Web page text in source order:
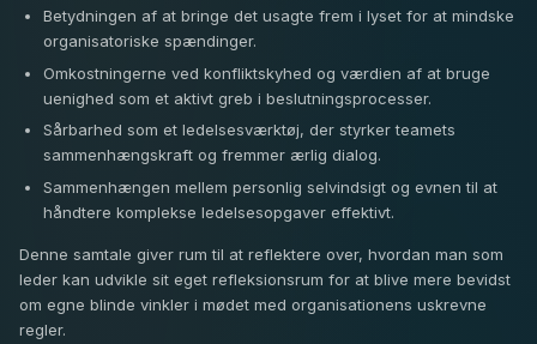
Betydningen af at bringe det usagte frem i lyset for at mindske
organisatoriske spændinger.
Omkostningerne ved konfliktskyhed og værdien af at bruge
uenighed som et aktivt greb i beslutningsprocesser.
Sårbarhed som et ledelsesværktøj, der styrker teamets
sammenhængskraft og fremmer ærlig dialog.
Sammenhængen mellem personlig selvindsigt og evnen til at
håndtere komplekse ledelsesopgaver effektivt.
Denne samtale giver rum til at reflektere over, hvordan man som
leder kan udvikle sit eget refleksionsrum for at blive mere bevidst
om egne blinde vinkler i mødet med organisationens uskrevne
regler.